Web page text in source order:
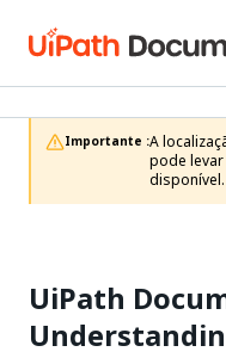
Importante :A
pode
disponível.
UiPath